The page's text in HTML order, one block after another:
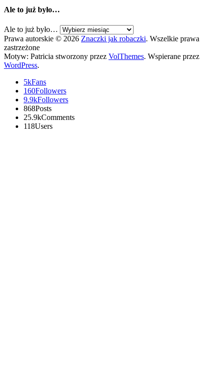
Ale to już było…
Ale to już było…
Prawa autorskie © 2026 Znaczki jak robaczki. Wszelkie prawa
zastrzeżone
Motyw: Patricia stworzony przez VolThemes. Wspierane przez
WordPress.
5kFans
160Followers
9.9kFollowers
868Posts
25.9kComments
118Users